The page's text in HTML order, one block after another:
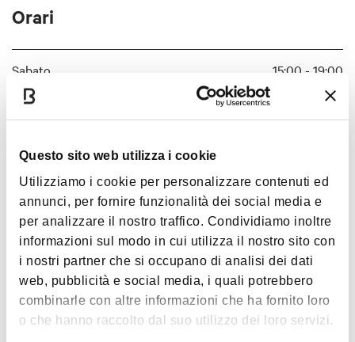
Questo sito web utilizza i cookie
Utilizziamo i cookie per personalizzare contenuti ed
annunci, per fornire funzionalità dei social media e
per analizzare il nostro traffico. Condividiamo inoltre
informazioni sul modo in cui utilizza il nostro sito con
i nostri partner che si occupano di analisi dei dati
web, pubblicità e social media, i quali potrebbero
combinarle con altre informazioni che ha fornito loro
o che hanno raccolto dal suo utilizzo dei loro servizi.
Orari
Sabato 15:00 - 19:00
Domenica 15:00 - 19:00
Orari apertura:
sabato 14.00 - 17.00
domenica 10.00 - 13.00 e 14.00 - 17.00
Orari estivi dal 27 giugno 2026:
sabato e domenica 15.00 - 19.00
Chiuso: lun-ven
Festività: